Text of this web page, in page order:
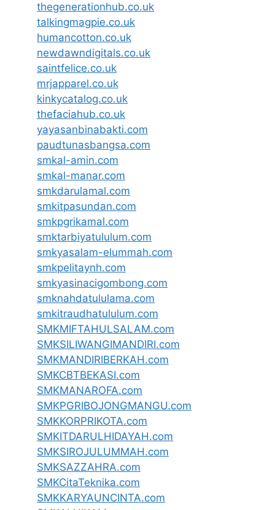
thegenerationhub.co.uk
talkingmagpie.co.uk
humancotton.co.uk
newdawndigitals.co.uk
saintfelice.co.uk
mrjapparel.co.uk
kinkycatalog.co.uk
thefaciahub.co.uk
yayasanbinabakti.com
paudtunasbangsa.com
smkal-amin.com
smkal-manar.com
smkdarulamal.com
smkitpasundan.com
smkpgrikamal.com
smktarbiyatululum.com
smkyasalam-elummah.com
smkpelitaynh.com
smkyasinacigombong.com
smknahdatululama.com
smkitraudhatululum.com
SMKMIFTAHULSALAM.com
SMKSILIWANGIMANDIRI.com
SMKMANDIRIBERKAH.com
SMKCBTBEKASI.com
SMKMANAROFA.com
SMKPGRIBOJONGMANGU.com
SMKKORPRIKOTA.com
SMKITDARULHIDAYAH.com
SMKSIROJULUMMAH.com
SMKSAZZAHRA.com
SMKCitaTeknika.com
SMKKARYAUNCINTA.com